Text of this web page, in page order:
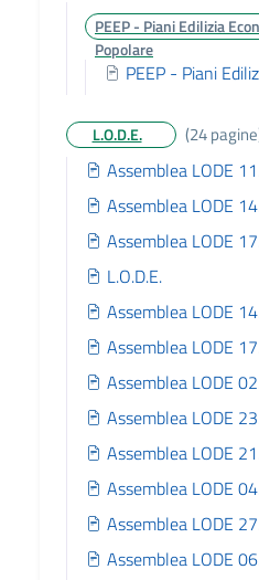
PEEP - Piani Edilizia
Popolare
PEEP - Piani
L.O.D.E. (24
Assemblea LODE
Assemblea LODE
Assemblea LODE
L.O.D.E.
Assemblea LODE
Assemblea LODE
Assemblea LODE
Assemblea LODE
Assemblea LODE
Assemblea LODE
Assemblea LODE
Assemblea LODE